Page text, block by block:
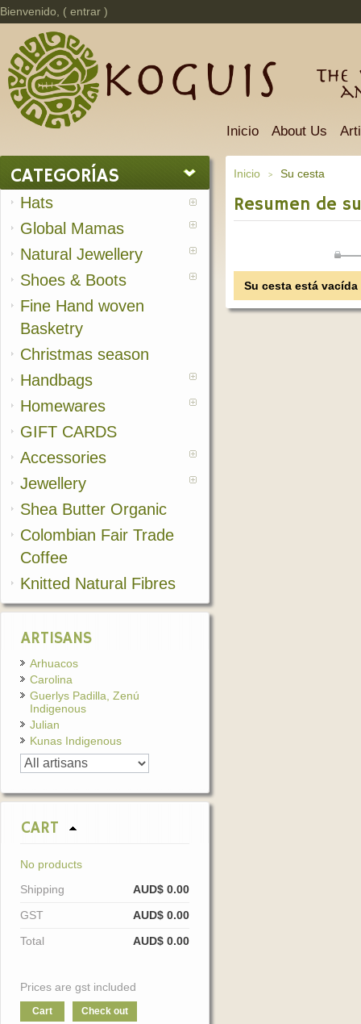
Bienvenido, ( entrar )
The
Inicio About Us
CATEGORÍAS
Hats
Global Mamas
Natural Jewellery
Shoes & Boots
Fine Hand woven
Basketry
Christmas season
Handbags
Homewares
GIFT CARDS
Accessories
Jewellery
Shea Butter Organic
Colombian Fair Trade
Coffee
Knitted Natural Fibres
ARTISANS
Arhuacos
Carolina
Guerlys Padilla, Zenú
Indigenous
Julian
Kunas Indigenous
CART
No products
Shipping
AUD$ 0.00
GST
AUD$ 0.00
Total
AUD$ 0.00
Prices are gst included
Cart Check out
Inicio > Su cesta
Resumen de
Su cesta está vacída